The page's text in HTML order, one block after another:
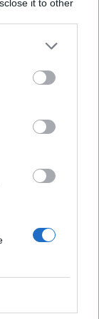
it to other